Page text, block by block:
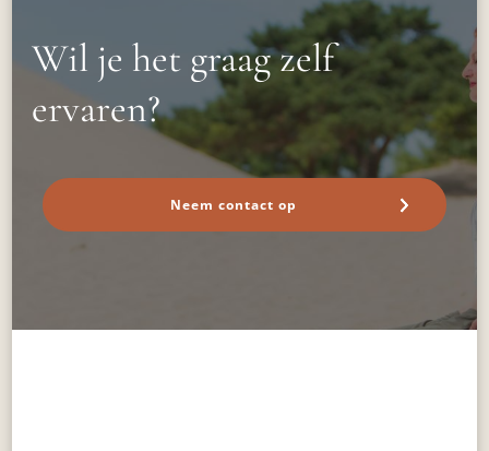
Wil je het graag zelf
ervaren?
Neem contact op